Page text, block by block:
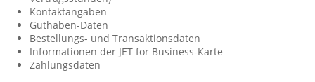
Kontaktangaben
Guthaben-Daten
Bestellungs- und Transaktionsdaten
Informationen der JET for Business-Karte
Zahlungsdaten